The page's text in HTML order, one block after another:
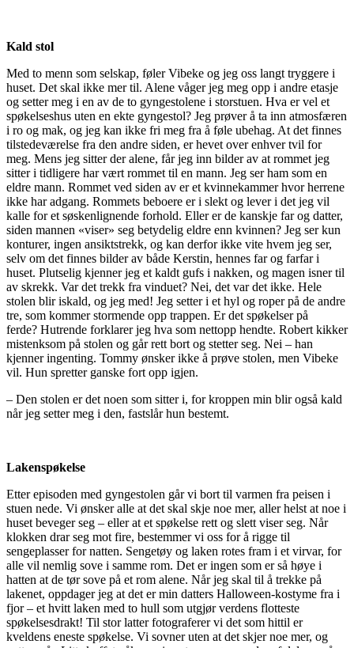
Kald stol
Med to menn som selskap, føler Vibeke og jeg oss langt tryggere i
huset. Det skal ikke mer til. Alene våger jeg meg opp i andre etasje
og setter meg i en av de to gyngestolene i storstuen. Hva er vel et
spøkelseshus uten en ekte gyngestol? Jeg prøver å ta inn atmosfæren
i ro og mak, og jeg kan ikke fri meg fra å føle ubehag. At det finnes
tilstedeværelse fra den andre siden, er hevet over enhver tvil for
meg. Mens jeg sitter der alene, får jeg inn bilder av at rommet jeg
sitter i tidligere har vært rommet til en mann. Jeg ser ham som en
eldre mann. Rommet ved siden av er et kvinnekammer hvor herrene
ikke har adgang. Rommets beboere er i slekt og lever i det jeg vil
kalle for et søskenlignende forhold. Eller er de kanskje far og datter,
siden mannen «viser» seg betydelig eldre enn kvinnen? Jeg ser kun
konturer, ingen ansiktstrekk, og kan derfor ikke vite hvem jeg ser,
selv om det finnes bilder av både Kerstin, hennes far og farfar i
huset. Plutselig kjenner jeg et kaldt gufs i nakken, og magen isner til
av skrekk. Var det trekk fra vinduet? Nei, det var det ikke. Hele
stolen blir iskald, og jeg med! Jeg setter i et hyl og roper på de andre
tre, som kommer stormende opp trappen. Er det spøkelser på
ferde? Hutrende forklarer jeg hva som nettopp hendte. Robert kikker
mistenksom på stolen og går rett bort og stetter seg. Nei – han
kjenner ingenting. Tommy ønsker ikke å prøve stolen, men Vibeke
vil. Hun spretter ganske fort opp igjen.
– Den stolen er det noen som sitter i, for kroppen min blir også kald
når jeg setter meg i den, fastslår hun bestemt.
Lakenspøkelse
Etter episoden med gyngestolen går vi bort til varmen fra peisen i
stuen nede. Vi ønsker alle at det skal skje noe mer, aller helst at noe i
huset beveger seg – eller at et spøkelse rett og slett viser seg. Når
klokken drar seg mot fire, bestemmer vi oss for å rigge til
sengeplasser for natten. Sengetøy og laken rotes fram i et virvar, for
alle vil nemlig sove i samme rom. Det er ingen som er så høye i
hatten at de tør sove på et rom alene. Når jeg skal til å trekke på
lakenet, oppdager jeg at det er min datters Halloween-kostyme fra i
fjor – et hvitt laken med to hull som utgjør verdens flotteste
spøkelsesdrakt! Til stor latter fotograferer vi det som hittil er
kveldens eneste spøkelse. Vi sovner uten at det skjer noe mer, og